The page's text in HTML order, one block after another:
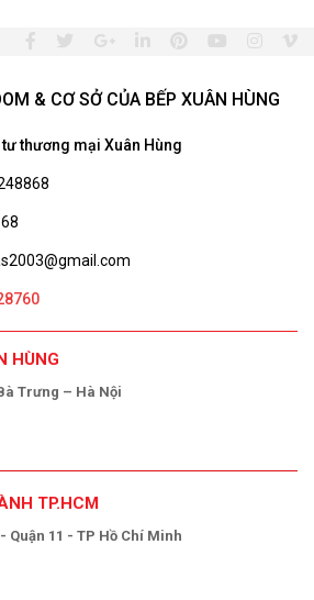
& CƠ SỞ CỦA BẾP XUÂN HÙNG
thương mại Xuân Hùng
HÙNG
Trưng – Hà Nội
TP.HCM
Quận 11 - TP Hồ Chí Minh